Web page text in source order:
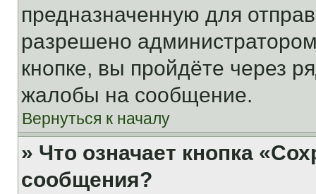
предназначенную для
разрешено
кнопке, вы пройдёте через
жалобы на сообщение.
Вернуться к началу
» Что означает кнопка
сообщения?